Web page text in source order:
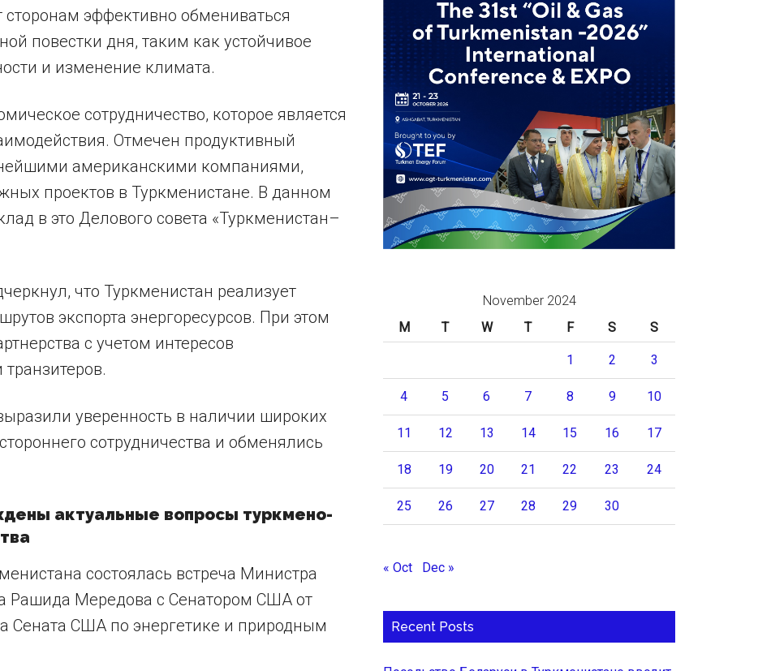
сторонам эффективно обмениваться
повестки дня, таким как устойчивое
и изменение климата.
сотрудничество, которое является
Отмечен продуктивный
американскими компаниями,
проектов в Туркменистане. В данном
в это Делового совета «Туркменистан–
что Туркменистан реализует
экспорта энергоресурсов. При этом
с учетом интересов
уверенность в наличии широких
сотрудничества и обменялись
актуальные вопросы туркмено-
состоялась встреча Министра
Рашида Мередова с Сенатором США от
Сената США по энергетике и природным
November 2024
M
T W T F S S
1 2 3
4 5 6 7 8 9 10
11 12 13 14 15 16 17
18 19 20 21 22 23 24
25 26 27 28 29 30
« Oct Dec »
Recent Posts